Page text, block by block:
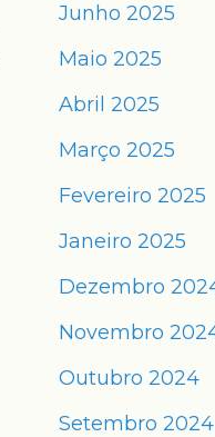
Junho 2025
Maio 2025
Abril 2025
Março 2025
Fevereiro 2025
Janeiro 2025
Dezembro
Novembro
Outubro 2024
Setembro 2024